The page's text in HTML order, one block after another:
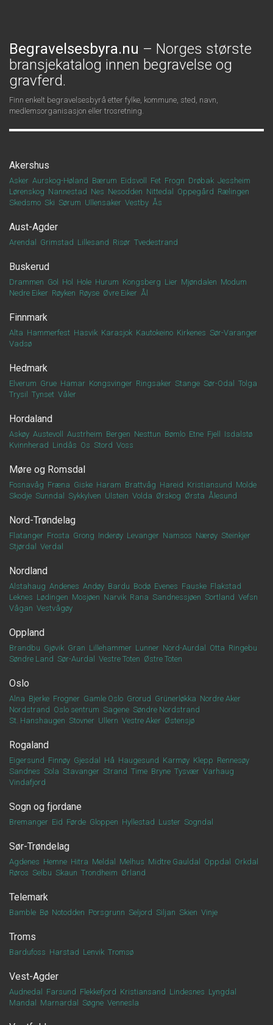
Begravelsesbyra.nu – Norges største
bransjekatalog innen begravelse og
gravferd.
Finn enkelt begravelsesbyrå etter fylke, kommune, sted, navn,
medlemsorganisasjon eller trosretning.
Akershus
Asker Aurskog-Høland Bærum Eidsvoll Fet Frogn Drøbak Jessheim
Lørenskog Nannestad Nes Nesodden Nittedal Oppegård Rælingen
Skedsmo Ski Sørum Ullensaker Vestby Ås
Aust-Agder
Arendal Grimstad Lillesand Risør Tvedestrand
Buskerud
Drammen Gol Hol Hole Hurum Kongsberg Lier Mjøndalen Modum
Nedre Eiker Røyken Røyse Øvre Eiker Ål
Finnmark
Alta Hammerfest Hasvik Karasjok Kautokeino Kirkenes Sør-Varanger
Vadsø
Hedmark
Elverum Grue Hamar Kongsvinger Ringsaker Stange Sør-Odal
Tolga
Trysil
Tynset Våler
Hordaland
Askøy Austevoll Austrheim Bergen Nesttun Bømlo Etne Fjell
Isdalstø
Kvinnherad Lindås Os Stord Voss
Møre og Romsdal
Fosnavåg Fræna Giske Haram Brattvåg Hareid Kristiansund Molde
Skodje Sunndal Sykkylven Ulstein Volda Ørskog Ørsta Ålesund
Nord-Trøndelag
Flatanger Frosta Grong Inderøy Levanger Namsos Nærøy Steinkjer
Stjørdal
Verdal
Nordland
Alstahaug Andenes Andøy Bardu Bodø Evenes Fauske Flakstad
Leknes Lødingen Mosjøen Narvik Rana Sandnessjøen Sortland Vefsn
Vågan Vestvågøy
Oppland
Brandbu Gjøvik Gran Lillehammer Lunner Nord-Aurdal Otta Ringebu
Søndre Land Sør-Aurdal Vestre Toten Østre Toten
Oslo
Alna Bjerke Frogner Gamle Oslo Grorud Grünerløkka Nordre Aker
Nordstrand Oslo sentrum Sagene Søndre Nordstrand
St. Hanshaugen Stovner Ullern Vestre Aker Østensjø
Rogaland
Eigersund Finnøy Gjesdal Hå Haugesund Karmøy Klepp Rennesøy
Sandnes Sola Stavanger Strand Time Bryne Tysvær Varhaug
Vindafjord
Sogn og fjordane
Bremanger Eid Førde Gloppen Hyllestad Luster Sogndal
Sør-Trøndelag
Agdenes Hemne Hitra Meldal Melhus Midtre Gauldal Oppdal
Orkdal
Røros Selbu Skaun Trondheim Ørland
Telemark
Bamble Bø Notodden Porsgrunn Seljord Siljan Skien Vinje
Troms
Bardufoss Harstad Lenvik Tromsø
Vest-Agder
Audnedal Farsund Flekkefjord Kristiansand Lindesnes Lyngdal
Mandal
Marnardal Søgne Vennesla